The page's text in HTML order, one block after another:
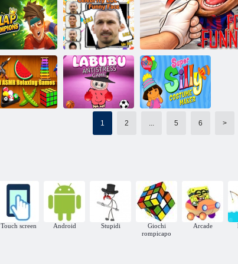
Corsa alla toilette
Giocoliere di
coccodrillo
Trump il
Ragdoll
Campioni di
schiaffi
Celebrità LOL
faccia buffa
Dora
L'esploratrice
1 2 ... 5 6 >
Touch screen Android Stupidi
Giochi
rompicapo
Arcade